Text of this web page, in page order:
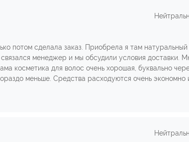
потом сделала заказ. Приобрела я там
менеджер и мы обсудили условия доставки.
косметика для волос очень хорошая, буквально
меньше. Средства расходуются очень экономно